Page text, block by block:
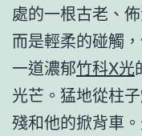
處的一根古老、
而是輕柔的碰觸
一道濃郁竹科X光
光芒。猛地從柱
殘和他的掀背車